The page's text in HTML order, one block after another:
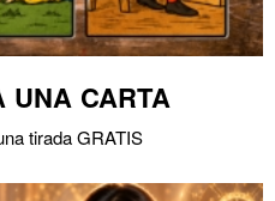
UNA CARTA
tirada GRATIS